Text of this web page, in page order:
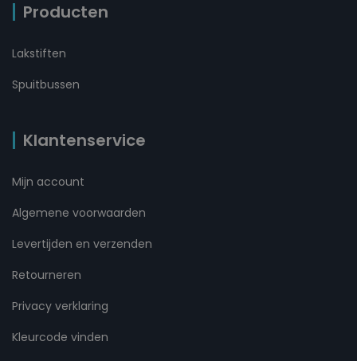
Producten
Lakstiften
Spuitbussen
Klantenservice
Mijn account
Algemene voorwaarden
Levertijden en verzenden
Retourneren
Privacy verklaring
Kleurcode vinden